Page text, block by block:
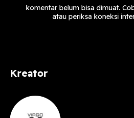
komentar belum bisa dimuat.
atau periksa koneksi
Kreator